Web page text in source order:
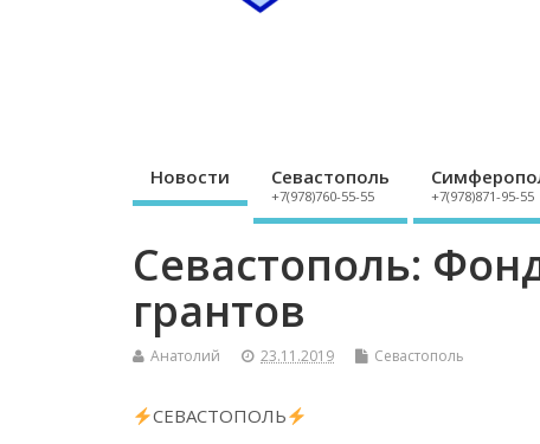
Новости Севастополь
+7(978)760-55-55 +7(978)871-95-55
Севастополь:
грантов
Анатолий 23.11.2019 Севастополь
СЕВАСТОПОЛЬ